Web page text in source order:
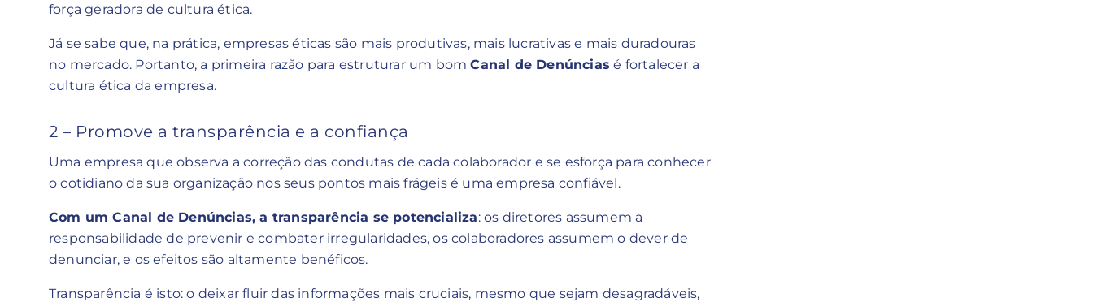
força geradora de cultura ética.
Já se sabe que, na prática, empresas éticas são mais produtivas, mais lucrativas e mais duradouras
no mercado. Portanto, a primeira razão para estruturar um bomCanal de Denúncias é fortalecer a
cultura ética da empresa.
2 – Promove a transparência e a confiança
Uma empresa que observa a correção das condutas de cada colaborador e se esforça para conhecer
o cotidiano da sua organização nos seus pontos mais frágeis é uma empresa confiável.
Com um Canal de Denúncias, a transparência se potencializa: os diretores assumem a
responsabilidade de prevenir e combater irregularidades, os colaboradores assumem o dever de
denunciar, e os efeitos são altamente benéficos.
Transparência é isto: o deixar fluir das informações mais cruciais, mesmo que sejam desagradáveis,